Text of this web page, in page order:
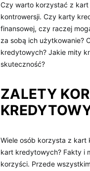
Czy warto korzystać z
kontrowersji. Czy karty
finansowej, czy raczej
za sobą ich użytkowanie?
kredytowych? Jakie mity
skuteczność?
ZALETY
Wiele osób korzysta z
kart kredytowych? Fakty i
korzyści. Przede